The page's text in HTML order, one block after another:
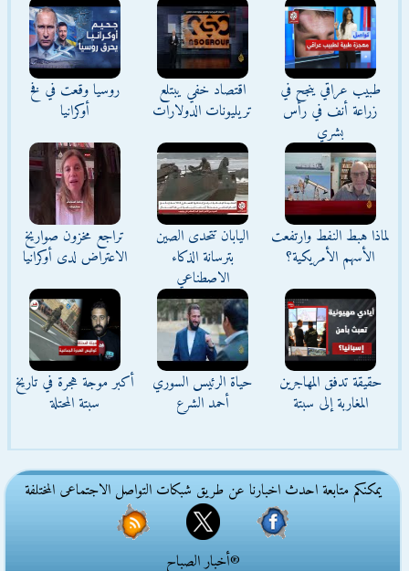
طبيب عراقي ينجح في
زراعة أنف في رأس
بشري
اقتصاد خفي يبتلع
تريليونات الدولارات
روسيا وقعت في فخ
أوكرانيا
لماذا هبط النفط وارتفعت
الأسهم الأمريكية؟
اليابان تتحدى الصين
بترسانة الذكاء
الاصطناعي
تراجع مخزون صواريخ
الاعتراض لدى أوكرانيا
حقيقة تدفق المهاجرين
المغاربة إلى سبتة
حياة الرئيس السوري
أحمد الشرع
أكبر موجة هجرة في تاريخ
سبتة المحتلة
يمكنكم متابعة احدث اخبارنا عن طريق شبكات التواصل الاجتماعى المختلفة
®أخبار الصباح